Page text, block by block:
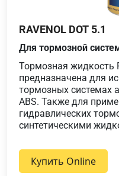
RAVENOL DOT 5.1
Для тормозной
Тормозная жидкость
предназначена для
тормозных системах
ABS. Также для
гидравлических
синтетическими
Купить Online